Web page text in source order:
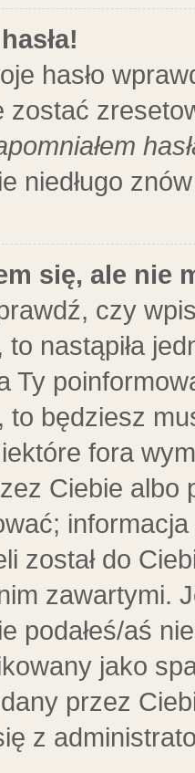
hasło
zostać
niedługo
się, ale nie
czy
to nastąpiła
Ty
to będziesz
fora
Ciebie albo
został do
zawartymi.
podałeś/aś
jako
przez
z